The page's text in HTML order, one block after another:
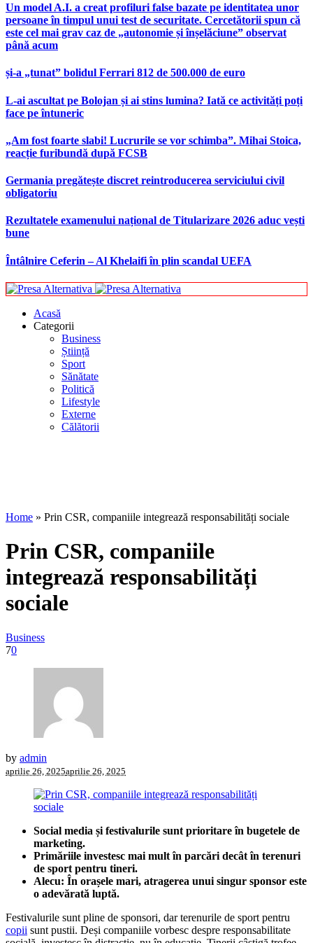
Un model A.I. a creat profiluri false bazate pe identitatea unor
persoane în timpul unui test de securitate. Cercetătorii spun că
este cel mai grav caz de „autonomie și înșelăciune” observat
până acum
și-a „tunat” bolidul Ferrari 812 de 500.000 de euro
L-ai ascultat pe Bolojan și ai stins lumina? Iată ce activități poți
face pe întuneric
„Am fost foarte slabi! Lucrurile se vor schimba”. Mihai Stoica,
reacție furibundă după FCSB
Germania pregătește discret reintroducerea serviciului civil
obligatoriu
Rezultatele examenului național de Titularizare 2026 aduc vești
bune
Întâlnire Ceferin – Al Khelaifi în plin scandal UEFA
Acasă
Categorii
Business
Știință
Sport
Sănătate
Politică
Lifestyle
Externe
Călătorii
Home » Prin CSR, companiile integrează responsabilități sociale
Prin CSR, companiile
integrează responsabilități
sociale
Business
70
by admin
aprilie 26, 2025aprilie 26, 2025
Social media și festivalurile sunt prioritare în bugetele de
marketing.
Primăriile investesc mai mult în parcări decât în terenuri
de sport pentru tineri.
Alecu: În orașele mari, atragerea unui singur sponsor este
o adevărată luptă.
Festivalurile sunt pline de sponsori, dar terenurile de sport pentru
copii sunt pustii. Deși companiile vorbesc despre responsabilitate